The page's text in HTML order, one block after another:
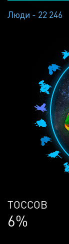
Люди - 22 246
ЛЮДЕЙ
68%